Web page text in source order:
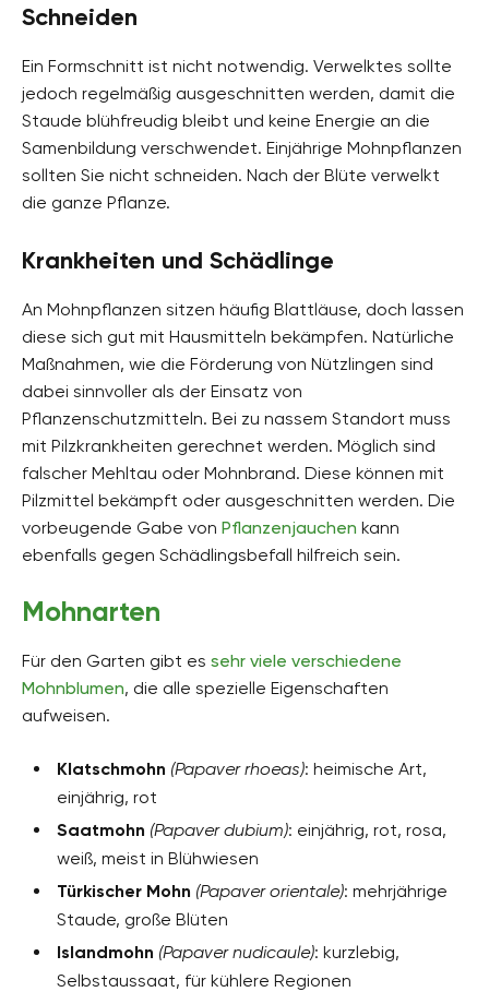
Schneiden
Ein Formschnitt ist nicht notwendig. Verwelktes sollte
jedoch regelmäßig ausgeschnitten werden, damit die
Staude blühfreudig bleibt und keine Energie an die
Samenbildung verschwendet. Einjährige Mohnpflanzen
sollten Sie nicht schneiden. Nach der Blüte verwelkt
die ganze Pflanze.
Krankheiten und Schädlinge
An Mohnpflanzen sitzen häufig Blattläuse, doch lassen
diese sich gut mit Hausmitteln bekämpfen. Natürliche
Maßnahmen, wie die Förderung von Nützlingen sind
dabei sinnvoller als der Einsatz von
Pflanzenschutzmitteln. Bei zu nassem Standort muss
mit Pilzkrankheiten gerechnet werden. Möglich sind
falscher Mehltau oder Mohnbrand. Diese können mit
Pilzmittel bekämpft oder ausgeschnitten werden. Die
vorbeugende Gabe von Pflanzenjauchen kann
ebenfalls gegen Schädlingsbefall hilfreich sein.
Mohnarten
Für den Garten gibt es sehr viele verschiedene
Mohnblumen, die alle spezielle Eigenschaften
aufweisen.
Klatschmohn (Papaver rhoeas): heimische Art,
einjährig, rot
Saatmohn (Papaver dubium): einjährig, rot, rosa,
weiß, meist in Blühwiesen
Türkischer Mohn (Papaver orientale): mehrjährige
Staude, große Blüten
Islandmohn (Papaver nudicaule): kurzlebig,
Selbstaussaat, für kühlere Regionen